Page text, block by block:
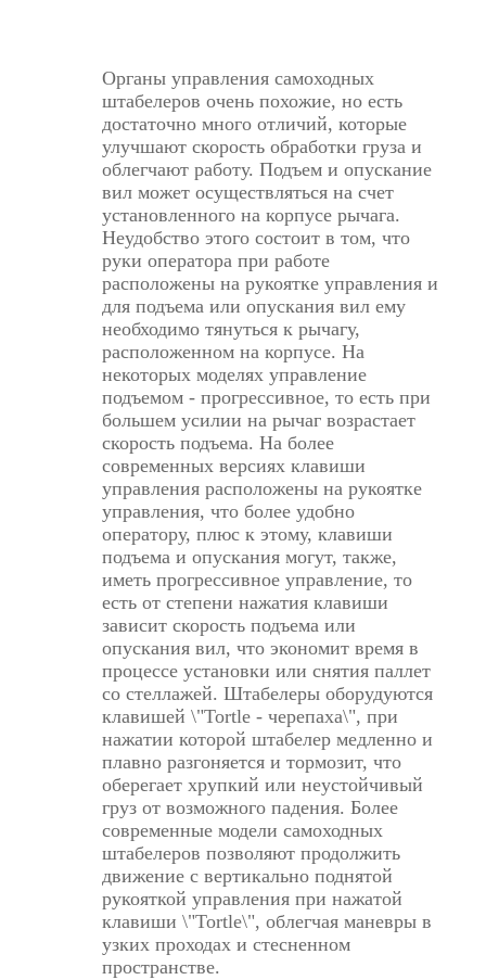
Органы управления самоходных
штабелеров очень похожие, но есть
достаточно много отличий, которые
улучшают скорость обработки груза и
облегчают работу. Подъем и опускание
вил может осуществляться на счет
установленного на корпусе рычага.
Неудобство этого состоит в том, что
руки оператора при работе
расположены на рукоятке управления и
для подъема или опускания вил ему
необходимо тянуться к рычагу,
расположенном на корпусе. На
некоторых моделях управление
подъемом - прогрессивное, то есть при
большем усилии на рычаг возрастает
скорость подъема. На более
современных версиях клавиши
управления расположены на рукоятке
управления, что более удобно
оператору, плюс к этому, клавиши
подъема и опускания могут, также,
иметь прогрессивное управление, то
есть от степени нажатия клавиши
зависит скорость подъема или
опускания вил, что экономит время в
процессе установки или снятия паллет
со стеллажей. Штабелеры оборудуются
клавишей \"Tortle - черепаха\", при
нажатии которой штабелер медленно и
плавно разгоняется и тормозит, что
оберегает хрупкий или неустойчивый
груз от возможного падения. Более
современные модели самоходных
штабелеров позволяют продолжить
движение с вертикально поднятой
рукояткой управления при нажатой
клавиши \"Tortle\", облегчая маневры в
узких проходах и стесненном
пространстве.